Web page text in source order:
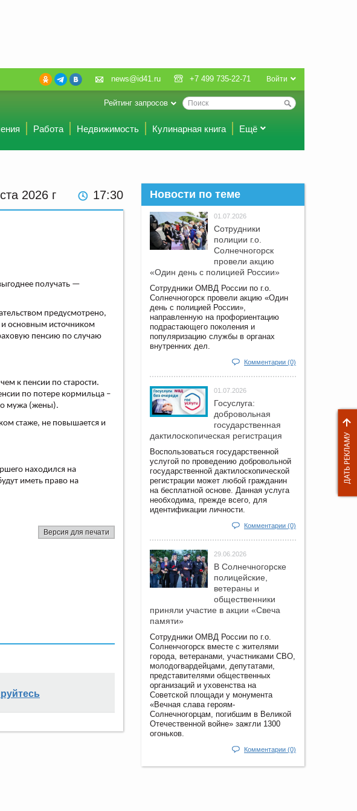
Войти
news@id41.ru +7 499 735-22-71
Рейтинг запросов
Работа Недвижимость Кулинарная книга Ещё
2026 г 17:30
получать —
предусмотрено,
основным источником
пенсию по случаю
к пенсии по старости.
по потере кормильца –
мужа (жены).
стаже, не повышается и
находился на
иметь право на
Версия для печати
Новости по теме
01.07.2026
Сотрудники
полиции г.о.
Солнечногорск
провели акцию
«Один день с полицией России»
Сотрудники ОМВД России по г.о.
Солнечногорск провели акцию «Один
день с полицией России»,
направленную на профориентацию
подрастающего поколения и
популяризацию службы в органах
внутренних дел.
Комментарии (0)
01.07.2026
Госуслуга:
добровольная
государственная
дактилоскопическая регистрация
Воспользоваться государственной
услугой по проведению добровольной
государственной дактилоскопической
регистрации может любой гражданин
на бесплатной основе. Данная услуга
необходима, прежде всего, для
идентификации личности.
Комментарии (0)
29.06.2026
В Солнечногорске
полицейские,
ветераны и
общественники
приняли участие в акции «Свеча
памяти»
Сотрудники ОМВД России по г.о.
Солненчогорск вместе с жителями
города, ветеранами, участниками СВО,
молодогвардейцами, депутатами,
представителями общественных
организаций и уховенства на
Советской площади у монумента
«Вечная слава героям-
Солнечногорцам, погибшим в Великой
Отечественной войне» зажгли 1300
огоньков.
Комментарии (0)